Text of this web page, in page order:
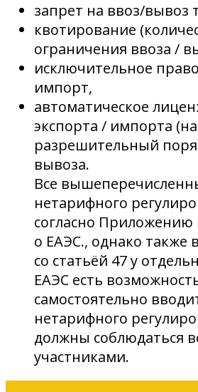
запрет на ввоз/вывоз
квотирование
ограничения ввоза /
исключительное
импорт,
автоматическое
экспорта / импорта
разрешительный
вывоза.
Все
нетарифного
согласно
о ЕАЭС., однако также
со статьёй 47 у
ЕАЭС есть
самостоятельно
нетарифного
должны соблюдаться
участниками.